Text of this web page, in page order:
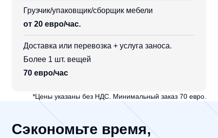
Грузчик/упаковщик/сборщик мебели
от 20 евро/час.
Доставка или перевозка + услуга заноса.
Более 1 шт. вещей
70 евро/час
*Цены указаны без НДС. Минимальный заказ 70 евро.
Сэкономьте время,